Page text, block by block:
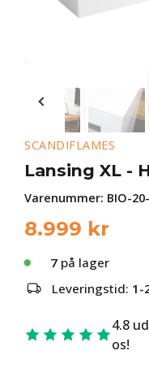
SCANDIFLAMES
Lansing XL -
Varenummer: BIO-
8.999 kr
7 på lager
Leveringstid: 1-
4.8
os!